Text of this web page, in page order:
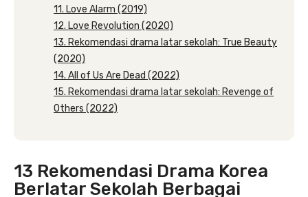
11. Love Alarm (2019)
12. Love Revolution (2020)
13. Rekomendasi drama latar sekolah: True Beauty
(2020)
14. All of Us Are Dead (2022)
15. Rekomendasi drama latar sekolah: Revenge of
Others (2022)
13 Rekomendasi Drama Korea
Berlatar Sekolah Berbagai